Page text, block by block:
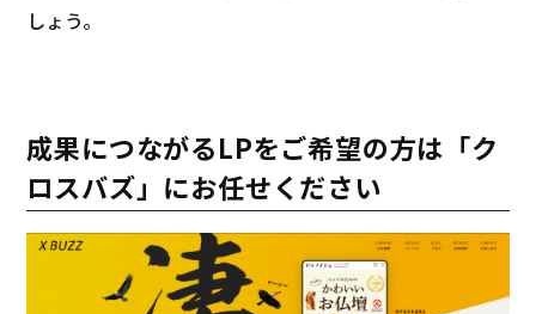
しょう。
成果につながるLPをご希望の方は「ク
ロスバズ」にお任せください